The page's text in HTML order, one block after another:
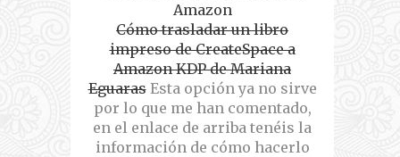
Amazon
Cómo trasladar un libro
impreso de CreateSpace a
Amazon KDP de Mariana
EguarasEsta opción ya no sirve
por lo que me han comentado,
en el enlace de arriba tenéis la
información de cómo hacerlo